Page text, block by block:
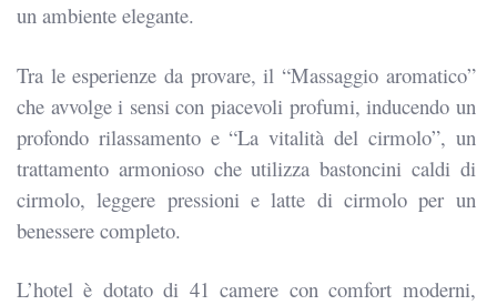
un ambiente elegante.
Tra le esperienze da provare, il “Massaggio aromatico”
che avvolge i sensi con piacevoli profumi, inducendo un
profondo rilassamento e “La vitalità del cirmolo”, un
trattamento armonioso che utilizza bastoncini caldi di
cirmolo, leggere pressioni e latte di cirmolo per un
benessere completo.
L’hotel è dotato di 41 camere con comfort moderni,